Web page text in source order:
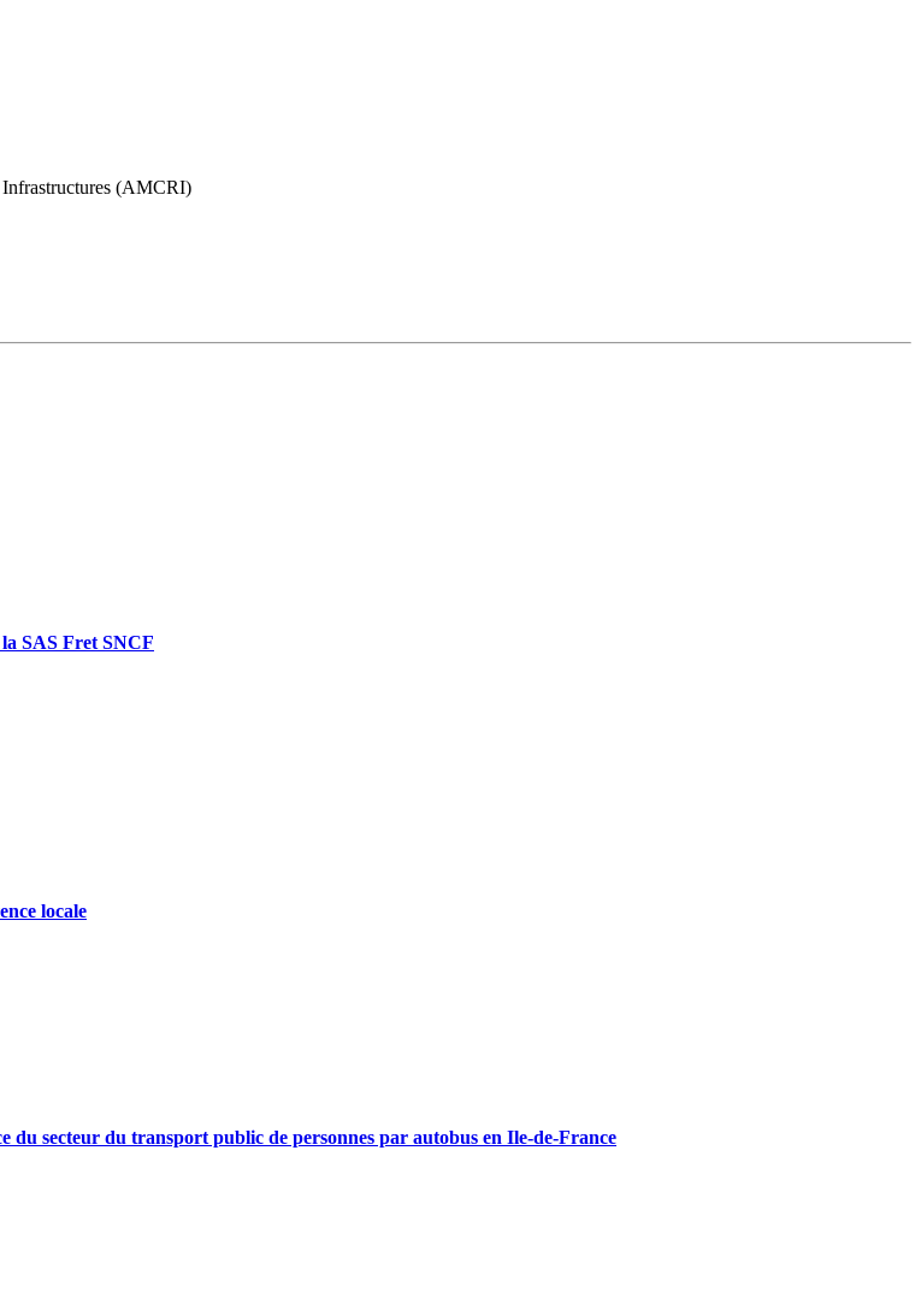
Infrastructures (AMCRI)
SAS Fret SNCF
locale
du secteur du transport public de personnes par autobus en Ile-de-France